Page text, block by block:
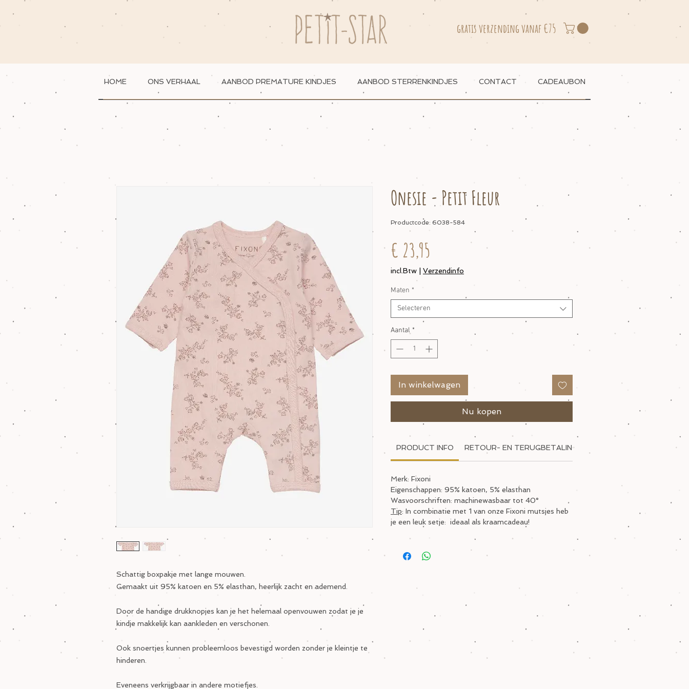
gratis verzending vanaf €75
HOME ONS VERHAAL AANBOD PREMATURE KINDJES AANBOD STERRENKINDJES CONTACT CADEAUBON
Schattig boxpakje met lange mouwen.
Gemaakt uit 95% katoen en 5% elasthan, heerlijk zacht en ademend.
Door de handige drukknopjes kan je het helemaal openvouwen zodat je je
kindje makkelijk kan aankleden en verschonen.
Ook snoertjes kunnen probleemloos bevestigd worden zonder je kleintje te
hinderen.
Eveneens verkrijgbaar in andere motiefjes.
Onesie - Petit Fleur
Productcode: 6038-584
€ 23,95
incl.Btw Verzendinfo
Maten *
Selecteren
Aantal *
In winkelwagen
Nu kopen
PRODUCT INFO RETOUR- EN TERUGBETALINGSBELEID
Merk: Fixoni
Eigenschappen: 95% katoen, 5% elasthan
Wasvoorschriften: machinewasbaar tot 40°
Tip: In combinatie met 1 van onze Fixoni mutsjes heb
je een leuk setje: ideaal als kraamcadeau!